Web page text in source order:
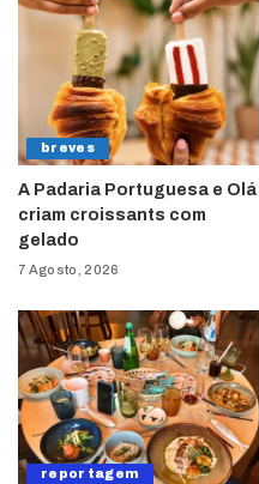
breves
A Padaria Portuguesa e Olá
criam croissants com
gelado
7 Agosto, 2026
reportagem